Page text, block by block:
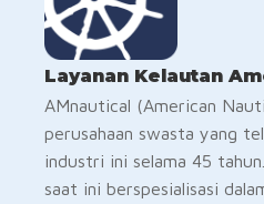
Layanan Kelautan
AMnautical (American
perusahaan swasta yang
industri ini selama 45
saat ini berspesialisasi